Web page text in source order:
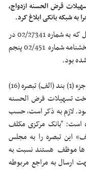
قرض الحسنه ازدواج،
، این دستورالعمل که به شماره 02/27341 در
یازدهم اردیبهشت ماه سالجاری صادر شده، پیرو بخشنامه شماره 02/451 پنجم
در این دستورالعمل تاکید شده است، در راستای جزء (1) بند (الف) تبصره (16)
پرداخت تسهیلات قرض الحسنه
لازم به ذکر است، حسب
است: "بانک مرکزی مکلف
این تبصره را به مجلس
ها موظف هستند نسبت به
ارسال به مراجع مربوطه